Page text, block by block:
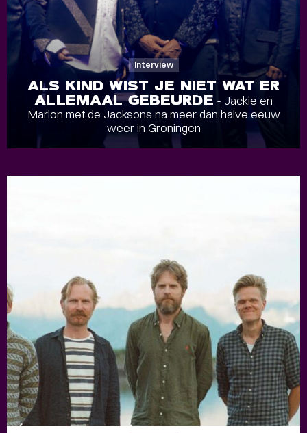
Interview
ALS KIND WIST JE NIET WAT ER
ALLEMAAL GEBEURDE - Jackie en
Marlon met de Jacksons na meer dan halve eeuw
weer in Groningen